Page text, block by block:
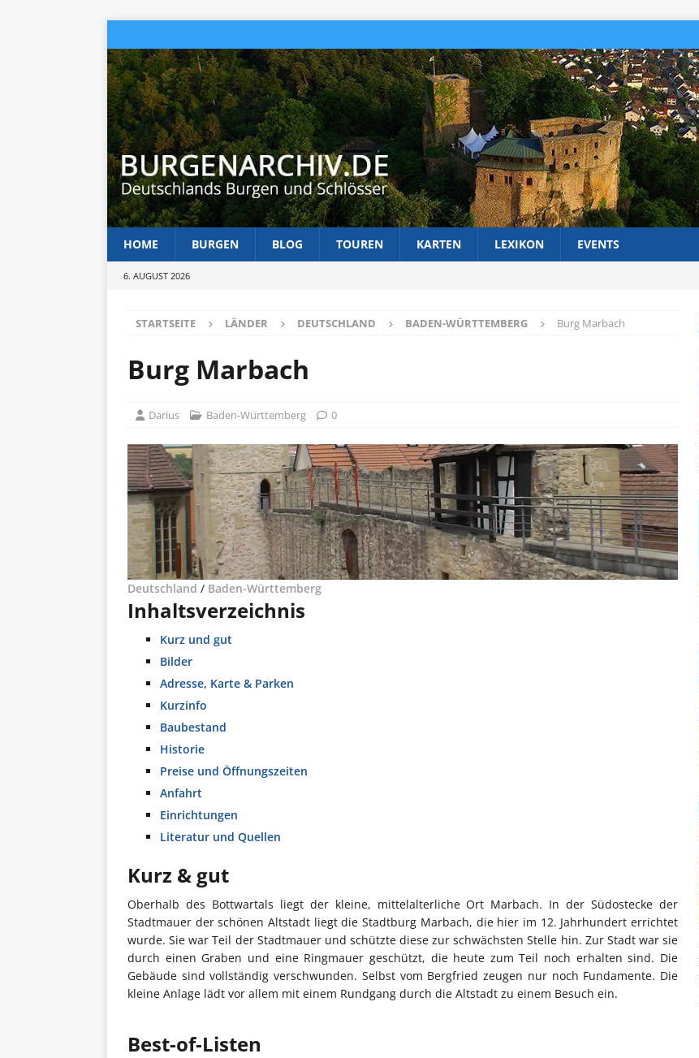
HOME BURGEN BLOG TOUREN KARTEN LEXIKON EVENTS
6. AUGUST 2026
STARTSEITE LÄNDER DEUTSCHLAND BADEN-WÜRTTEMBERG Burg Marbach
Burg Marbach
Darius Baden-Württemberg 0
Deutschland / Baden-Württemberg
Inhaltsverzeichnis
Kurz und gut
Bilder
Adresse, Karte & Parken
Kurzinfo
Baubestand
Historie
Preise und Öffnungszeiten
Anfahrt
Einrichtungen
Literatur und Quellen
Kurz & gut
Oberhalb des Bottwartals liegt der kleine, mittelalterliche Ort Marbach. In der Südostecke der
Stadtmauer der schönen Altstadt liegt die Stadtburg Marbach, die hier im 12. Jahrhundert errichtet
wurde. Sie war Teil der Stadtmauer und schützte diese zur schwächsten Stelle hin. Zur Stadt war sie
durch einen Graben und eine Ringmauer geschützt, die heute zum Teil noch erhalten sind. Die
Gebäude sind vollständig verschwunden. Selbst vom Bergfried zeugen nur noch Fundamente. Die
kleine Anlage lädt vor allem mit einem Rundgang durch die Altstadt zu einem Besuch ein.
Best-of-Listen